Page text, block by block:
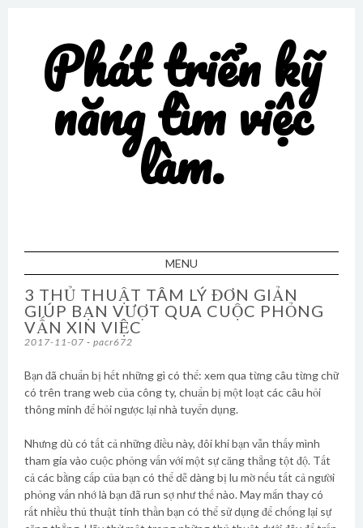
Phát triển kỹ
năng tìm việc
làm.
MENU
SKIP TO CONTENT
3 THỦ THUẬT TÂM LÝ ĐƠN GIẢN
GIÚP BẠN VƯỢT QUA CUỘC PHỎNG
VẤN XIN VIỆC
2017-11-07 - pacr672
Bạn đã chuẩn bị hết những gì có thể: xem qua từng câu từng chữ
có trên trang web của công ty, chuẩn bị một loạt các câu hỏi
thông minh để hỏi ngược lại nhà tuyển dụng.
Nhưng dù có tất cả những điều này, đôi khi bạn vẫn thấy mình
tham gia vào cuộc phỏng vấn với một sự căng thẳng tột độ. Tất
cả các bằng cấp của bạn có thể dễ dàng bị lu mờ nếu tất cả người
phỏng vấn nhớ là bạn đã run sợ như thế nào. May mắn thay có
rất nhiều thủ thuật tinh thần bạn có thể sử dụng để chống lại sự